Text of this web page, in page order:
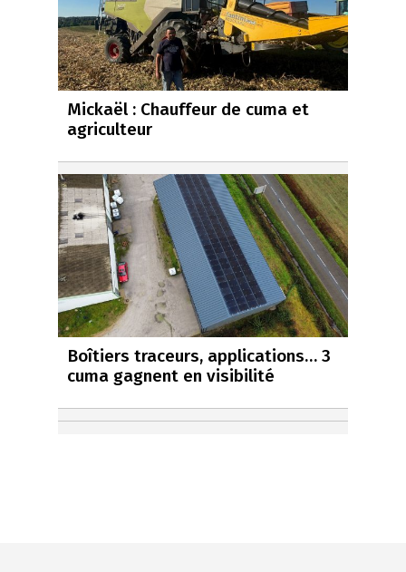
Mickaël : Chauffeur de cuma et
agriculteur
Boîtiers traceurs, applications… 3
cuma gagnent en visibilité